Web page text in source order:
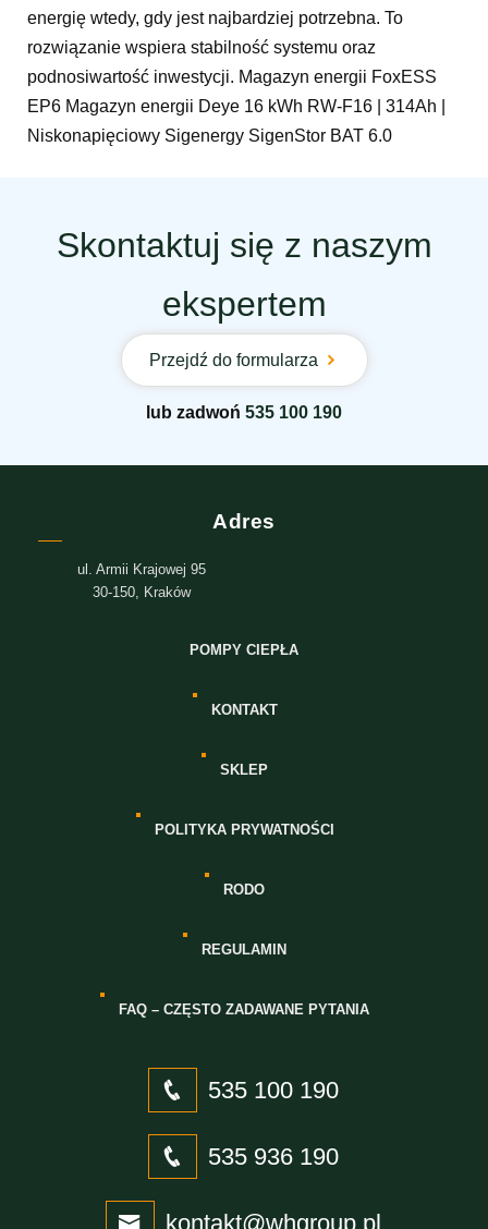
energię wtedy, gdy jest najbardziej potrzebna. To
rozwiązanie wspiera stabilność systemu oraz
podnosiwartość inwestycji. Magazyn energii FoxESS
EP6 Magazyn energii Deye 16 kWh RW-F16 | 314Ah |
Niskonapięciowy Sigenergy SigenStor BAT 6.0
Skontaktuj się z naszym
ekspertem
Przejdź do formularza
lub zadwoń 535 100 190
Adres
ul. Armii Krajowej 95
30-150, Kraków
POMPY CIEPŁA
KONTAKT
SKLEP
POLITYKA PRYWATNOŚCI
RODO
REGULAMIN
FAQ – CZĘSTO ZADAWANE PYTANIA
535 100 190
535 936 190
kontakt@whgroup.pl